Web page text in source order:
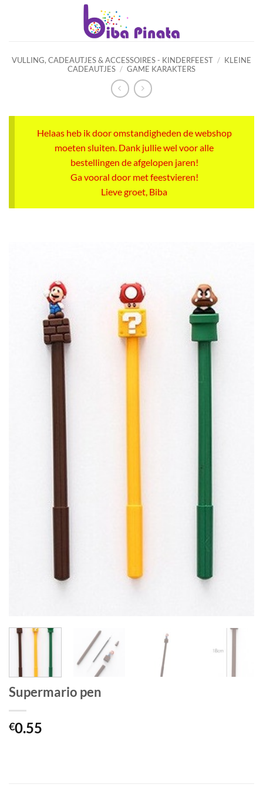
VULLING, CADEAUTJES & ACCESSOIRES - KINDERFEEST / KLEINE
CADEAUTJES / GAME KARAKTERS
Helaas heb ik door omstandigheden de webshop
moeten sluiten. Dank jullie wel voor alle
bestellingen de afgelopen jaren!
Ga vooral door met feestvieren!
Lieve groet, Biba
Supermario pen
€0.55